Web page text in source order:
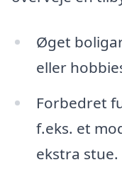
Øget
eller
Forbedret
f.eks. et
ekstra stue.